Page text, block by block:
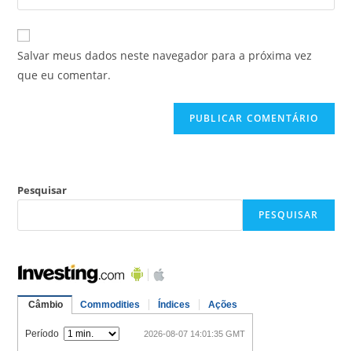
Salvar meus dados neste navegador para a próxima vez
que eu comentar.
Pesquisar
PESQUISAR